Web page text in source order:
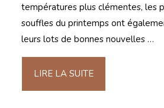
températures plus clémentes, les
souffles du printemps ont
leurs lots de bonnes nouvelles …
LIRE LA SUITE